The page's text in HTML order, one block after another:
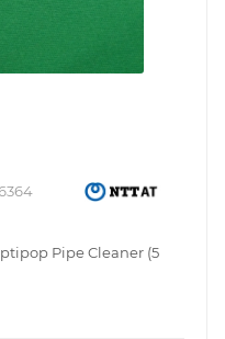
Pipe Cleaner (5